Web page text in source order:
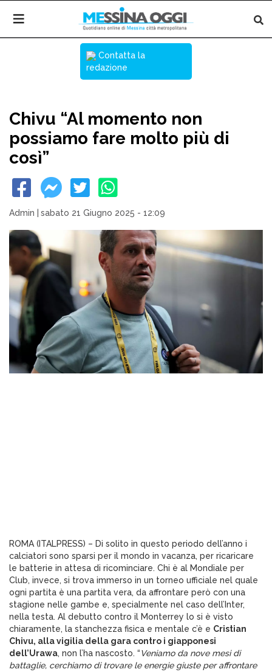
Contatta la
redazione
Chivu “Al momento non
possiamo fare molto più di
così”
Admin sabato 21 Giugno 2025 - 12:09
ROMA (ITALPRESS) – Di solito in questo periodo dell’anno i
calciatori sono sparsi per il mondo in vacanza, per ricaricare
le batterie in attesa di ricominciare. Chi è al Mondiale per
Club, invece, si trova immerso in un torneo ufficiale nel quale
ogni partita è una partita vera, da affrontare però con una
stagione nelle gambe e, specialmente nel caso dell’Inter,
nella testa. Al debutto contro il Monterrey lo si è visto
chiaramente, la stanchezza fisica e mentale c’è e Cristian
Chivu, alla vigilia della gara contro i giapponesi
dell’Urawa, non l’ha nascosto. “Veniamo da nove mesi di
battaglie, cerchiamo di trovare le energie giuste per affrontare